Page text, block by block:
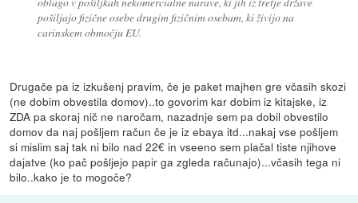
pošiljajo fizične osebe drugim fizičnim osebam, ki živijo na
carinskem območju EU.
Drugače pa iz izkušenj pravim, če je paket majhen gre včasih skozi
(ne dobim obvestila domov)..to govorim kar dobim iz kitajske, iz
ZDA pa skoraj nič ne naročam, nazadnje sem pa dobil obvestilo
domov da naj pošljem račun če je iz ebaya itd...nakaj vse pošljem
si mislim saj tak ni bilo nad 22€ in vseeno sem plačal tiste njihove
dajatve (ko pač pošljejo papir ga zgleda računajo)...včasih tega ni
bilo..kako je to mogoče?